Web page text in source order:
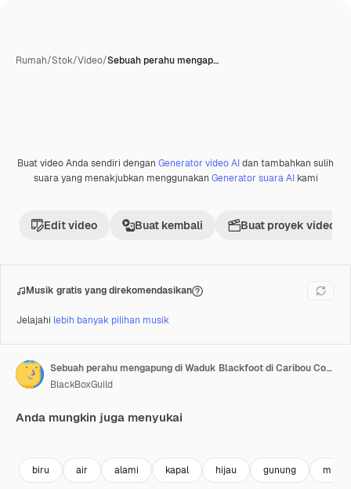
Rumah/Stok/Video/Sebuah perahu mengap…
Premium
Buat video Anda sendiri dengan Generator video AIdan tambahkan sulih
suara yang menakjubkan menggunakan Generator suara AIkami
Edit video Buat kembali Buat proyek video
Musik gratis yang direkomendasikan
Jelajahi lebih banyak pilihan musik
Sebuah perahu mengapung di Waduk Blackfoot di Caribou County, Idaho pada hari musim panas yang santai.
BlackBoxGuild
Anda mungkin juga menyukai
biru air alami kapal hijau gunung